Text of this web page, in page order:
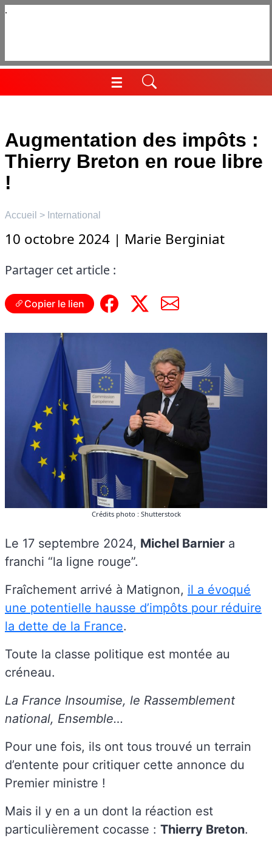
Aller
☰
Menu
Augmentation des impôts :
Thierry Breton en roue libre
!
Accueil > International
10 octobre 2024 | Marie Berginiat
Partager cet article :
Copier le lien
Crédits photo : Shutterstock
Le 17 septembre 2024, Michel Barnier a
franchi “la ligne rouge”.
Fraîchement arrivé à Matignon, il a évoqué
une potentielle hausse d’impôts pour réduire
la dette de la France.
Toute la classe politique est montée au
créneau.
La France Insoumise, le Rassemblement
national, Ensemble…
Pour une fois, ils ont tous trouvé un terrain
d’entente pour critiquer cette annonce du
Premier ministre !
Mais il y en a un dont la réaction est
particulièrement cocasse : Thierry Breton.